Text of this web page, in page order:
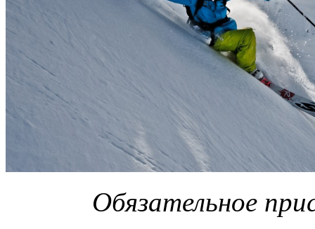
Обязательное